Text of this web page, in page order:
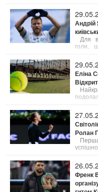
Для
голи,
Еліна
Ролан
Френк